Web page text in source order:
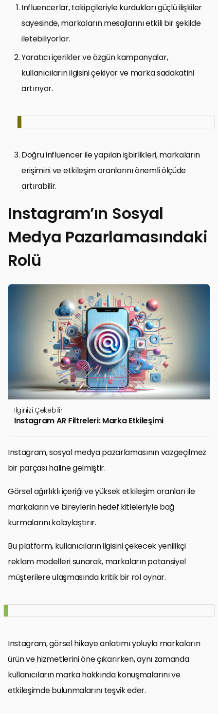
Influencerlar, takipçileriyle kurdukları güçlü ilişkiler
sayesinde, markaların mesajlarını etkili bir şekilde
iletebiliyorlar.
Yaratıcı içerikler ve özgün kampanyalar,
kullanıcıların ilgisini çekiyor ve marka sadakatini
artırıyor.
Doğru influencer ile yapılan işbirlikleri, markaların
erişimini ve etkileşim oranlarını önemli ölçüde
artırabilir.
Instagram’ın Sosyal
Medya Pazarlamasındaki
Rolü
İlginizi Çekebilir
Instagram AR Filtreleri: Marka Etkileşimi
Instagram, sosyal medya pazarlamasının vazgeçilmez
bir parçası haline gelmiştir.
Görsel ağırlıklı içeriği ve yüksek etkileşim oranları ile
markaların ve bireylerin hedef kitleleriyle bağ
kurmalarını kolaylaştırır.
Bu platform, kullanıcıların ilgisini çekecek yenilikçi
reklam modelleri sunarak, markaların potansiyel
müşterilere ulaşmasında kritik bir rol oynar.
Instagram, görsel hikaye anlatımı yoluyla markaların
ürün ve hizmetlerini öne çıkarırken, aynı zamanda
kullanıcıların marka hakkında konuşmalarını ve
etkileşimde bulunmalarını teşvik eder.